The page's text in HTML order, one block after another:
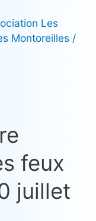
Les
Montoreilles /
feux
juillet